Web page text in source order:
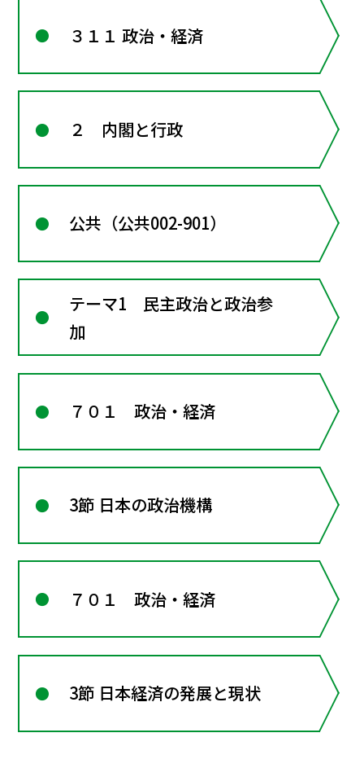
３１１ 政治・経済
２ 内閣と行政
公共（公共002-901）
テーマ1 民主政治と政治参
加
７０１ 政治・経済
3節 日本の政治機構
７０１ 政治・経済
3節 日本経済の発展と現状